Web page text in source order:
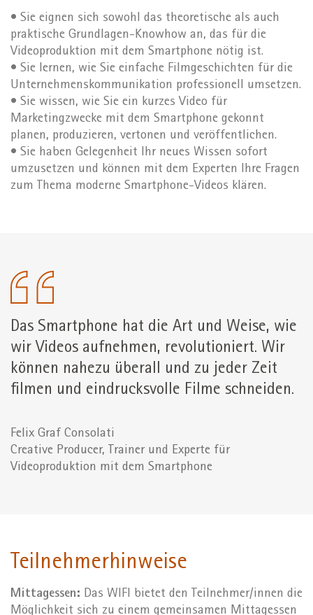
• Sie eignen sich sowohl das theoretische als auch
praktische Grundlagen-Knowhow an, das für die
Videoproduktion mit dem Smartphone nötig ist.
• Sie lernen, wie Sie einfache Filmgeschichten für die
Unternehmenskommunikation professionell umsetzen.
• Sie wissen, wie Sie ein kurzes Video für
Marketingzwecke mit dem Smartphone gekonnt
planen, produzieren, vertonen und veröffentlichen.
• Sie haben Gelegenheit Ihr neues Wissen sofort
umzusetzen und können mit dem Experten Ihre Fragen
zum Thema moderne Smartphone-Videos klären.
Das Smartphone hat die Art und Weise, wie
wir Videos aufnehmen, revolutioniert. Wir
können nahezu überall und zu jeder Zeit
filmen und eindrucksvolle Filme schneiden.
Felix Graf Consolati
Creative Producer, Trainer und Experte für
Videoproduktion mit dem Smartphone
Teilnehmerhinweise
Mittagessen: Das WIFI bietet den Teilnehmer/innen die
Möglichkeit sich zu einem gemeinsamen Mittagessen